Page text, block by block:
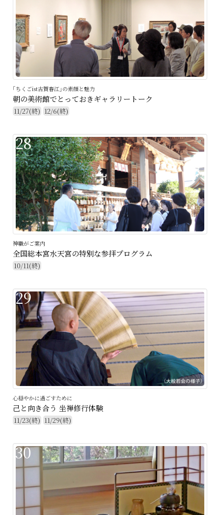
｢ちくごist古賀春江｣の素顔と魅力
朝の美術館でとっておきギャラリートーク
11/27(終) 12/6(終)
28
神職がご案内
全国総本宮水天宮の特別な参拝プログラム
10/11(終)
29
心穏やかに過ごすために
己と向き合う 坐禅修行体験
11/23(終) 11/29(終)
30